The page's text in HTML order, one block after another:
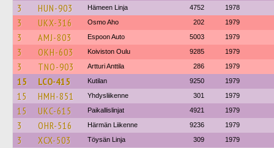
3 HUN-903 Hämeen Linja 4752 1978
3 UKX-316 Osmo Aho 202 1979
3 AMJ-803 Espoon Auto 5003 1979
3 OKH-603 Koiviston Oulu 9285 1979
3 TNO-903 Artturi Anttila 286 1979
15 LCO-415 Kutilan 9250 1979
15 HMH-851 Yhdysliikenne 301 1979
15 UKC-615 Paikallislinjat 4921 1979
3 OHR-516 Härmän Liikenne 9236 1979
3 XCX-503 Töysän Linja 309 1979